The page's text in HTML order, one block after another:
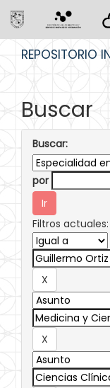
REPOSITORIO
Buscar
Buscar:
por
Filtros actuales: